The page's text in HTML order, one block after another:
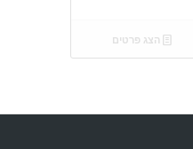
הצג פרטים